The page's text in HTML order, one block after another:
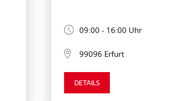
09:00 - 16:00 Uhr
99096 Erfurt
DETAILS